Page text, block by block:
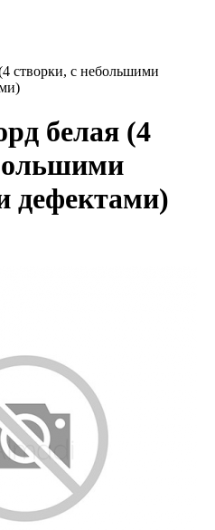
створки, с небольшими
белая (4
дефектами)